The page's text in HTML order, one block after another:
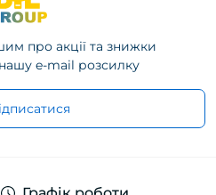
про акції та знижки
e-mail розсилку